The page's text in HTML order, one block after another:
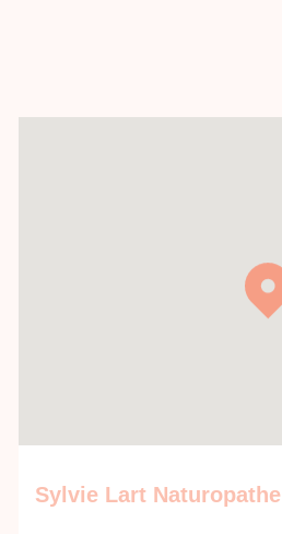
Sylvie Lart Naturopathe